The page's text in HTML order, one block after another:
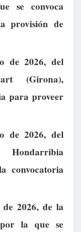
se convoca
provisión de
de 2026, del
(Girona),
para proveer
de 2026, del
convocatoria
2026, de la
la que se